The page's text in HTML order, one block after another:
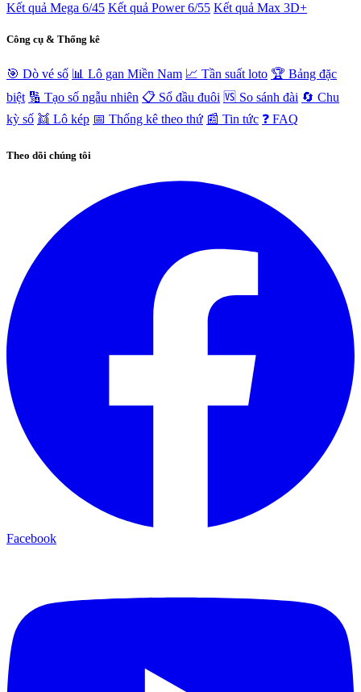
Kết quả Mega 6/45 Kết quả Power 6/55 Kết quả Max 3D+
Công cụ & Thống kê
🎯 Dò vé số 📊 Lô gan Miền Nam 📈 Tần suất loto 🏆 Bảng đặc
biệt 🔢 Tạo số ngẫu nhiên 📋 Sổ đầu đuôi 🆚 So sánh đài 🔄 Chu
kỳ số 👯 Lô kép 📅 Thống kê theo thứ 📰 Tin tức ❓ FAQ
Theo dõi chúng tôi
Facebook